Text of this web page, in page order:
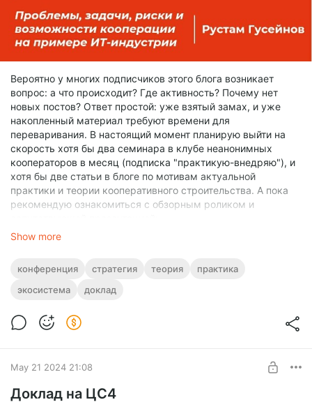
Вероятно у многих подписчиков этого блога возникает
вопрос: а что происходит? Где активность? Почему нет
новых постов? Ответ простой: уже взятый замах, и уже
накопленный материал требуют времени для
переваривания. В настоящий момент планирую выйти на
скорость хотя бы два семинара в клубе неанонимных
кооператоров в месяц (подписка "практикую-внедряю"), и
хотя бы две статьи в блоге по мотивам актуальной
практики и теории кооперативного строительства. А пока
рекомендую ознакомиться с обзорным роликом и
Show more
конференция стратегия теория
практика
экосистема
доклад
May 21 2024 21:08
Доклад на ЦС4